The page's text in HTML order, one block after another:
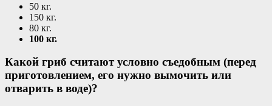
50 кг.
150 кг.
80 кг.
100 кг.
Какой гриб считают условно съедобным (перед
приготовлением, его нужно вымочить или
отварить в воде)?